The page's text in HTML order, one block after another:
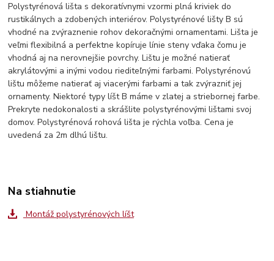
Polystyrénová lišta s dekoratívnymi vzormi plná kriviek do
rustikálnych a zdobených interiérov. Polystyrénové lišty B sú
vhodné na zvýraznenie rohov dekoračnými ornamentami. Lišta je
veľmi flexibilná a perfektne kopíruje línie steny vďaka čomu je
vhodná aj na nerovnejšie povrchy. Lištu je možné natierať
akrylátovými a inými vodou riediteľnými farbami. Polystyrénovú
lištu môžeme natierať aj viacerými farbami a tak zvýrazniť jej
ornamenty. Niektoré typy líšt B máme v zlatej a striebornej farbe.
Prekryte nedokonalosti a skrášlite polystyrénovými lištami svoj
domov. Polystyrénová rohová lišta je rýchla voľba. Cena je
uvedená za 2m dlhú lištu.
Na stiahnutie
Montáž polystyrénových líšt